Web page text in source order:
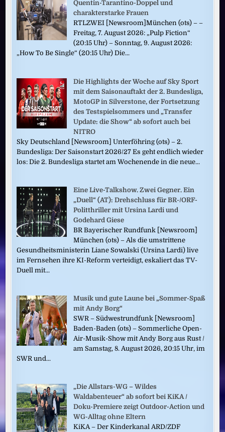
Quentin-Tarantino-Doppel und
charakterstarke Frauen
RTLZWEI [Newsroom]München (ots) – –
Freitag, 7. August 2026: „Pulp Fiction“
(20:15 Uhr) – Sonntag, 9. August 2026:
„How To Be Single“ (20:15 Uhr) Die...
Die Highlights der Woche auf Sky Sport
mit dem Saisonauftakt der 2. Bundesliga,
MotoGP in Silverstone, der Fortsetzung
des Testspielsommers und „Transfer
Update: die Show“ ab sofort auch bei
NITRO
Sky Deutschland [Newsroom] Unterföhring (ots) – 2.
Bundesliga: Der Saisonstart 2026/27 Es geht endlich wieder
los: Die 2. Bundesliga startet am Wochenende in die neue...
Eine Live-Talkshow. Zwei Gegner. Ein
„Duell“ (AT): Drehschluss für BR-/ORF-
Politthriller mit Ursina Lardi und
Godehard Giese
BR Bayerischer Rundfunk [Newsroom]
München (ots) – Als die umstrittene
Gesundheitsministerin Liane Sowalski (Ursina Lardi) live
im Fernsehen ihre KI-Reform verteidigt, eskaliert das TV-
Duell mit...
Musik und gute Laune bei „Sommer-Spaß
mit Andy Borg“
SWR – Südwestrundfunk [Newsroom]
Baden-Baden (ots) – Sommerliche Open-
Air-Musik-Show mit Andy Borg aus Rust /
am Samstag, 8. August 2026, 20:15 Uhr, im
SWR und...
„Die Allstars-WG – Wildes
Waldabenteuer“ ab sofort bei KiKA /
Doku-Premiere zeigt Outdoor-Action und
WG-Alltag ohne Eltern
KiKA – Der Kinderkanal ARD/ZDF